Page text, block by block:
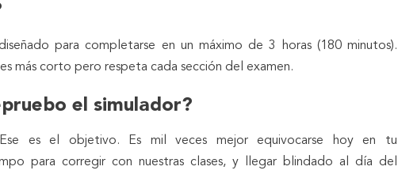
para completarse en un máximo de 3 horas (180 minutos).
más corto pero respeta cada sección del examen.
el simulador?
Ese es el objetivo. Es mil veces mejor equivocarse hoy en tu
para corregir con nuestras clases, y llegar blindado al día del